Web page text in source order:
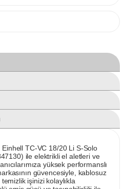
TC-VC 18/20 Li S-Solo
ile elektrikli el aletleri ve
yüksek performanslı
güvencesiyle, kablosuz
işinizi kolaylıkla